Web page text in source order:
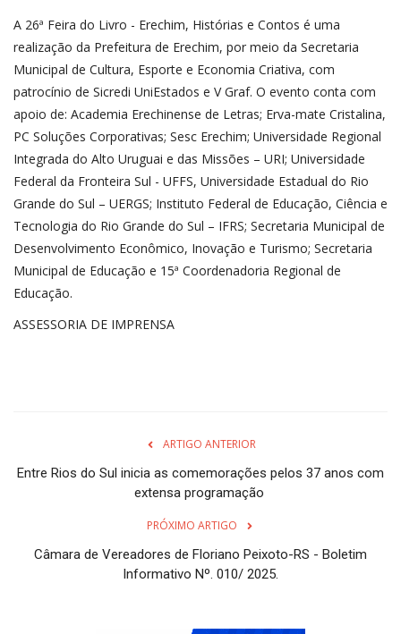
A 26ª Feira do Livro - Erechim, Histórias e Contos é uma
realização da Prefeitura de Erechim, por meio da Secretaria
Municipal de Cultura, Esporte e Economia Criativa, com
patrocínio de Sicredi UniEstados e V Graf. O evento conta com
apoio de: Academia Erechinense de Letras; Erva-mate Cristalina,
PC Soluções Corporativas; Sesc Erechim; Universidade Regional
Integrada do Alto Uruguai e das Missões – URI; Universidade
Federal da Fronteira Sul - UFFS, Universidade Estadual do Rio
Grande do Sul – UERGS; Instituto Federal de Educação, Ciência e
Tecnologia do Rio Grande do Sul – IFRS; Secretaria Municipal de
Desenvolvimento Econômico, Inovação e Turismo; Secretaria
Municipal de Educação e 15ª Coordenadoria Regional de
Educação.
ASSESSORIA DE IMPRENSA
ARTIGO ANTERIOR
Entre Rios do Sul inicia as comemorações pelos 37 anos com
extensa programação
PRÓXIMO ARTIGO
Câmara de Vereadores de Floriano Peixoto-RS - Boletim
Informativo Nº. 010/ 2025.